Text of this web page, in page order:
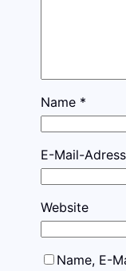
Name *
E-Mail-
Website
Name, E-